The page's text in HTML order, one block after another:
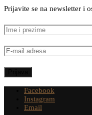
Prijavite se na newsletter i
Facebook
Instagram
Email